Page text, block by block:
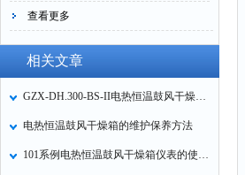
查看更多
相关文章
GZX-DH.300-BS-II电热恒温鼓风干燥使用及注意事项
电热恒温鼓风干燥箱的维护保养方法
101系例电热恒温鼓风干燥箱仪表的使用方法